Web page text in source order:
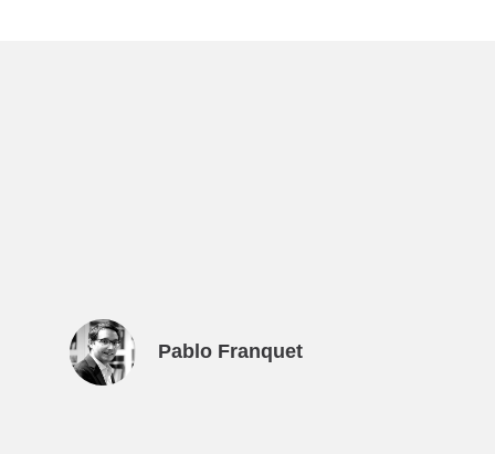
Pablo Franquet